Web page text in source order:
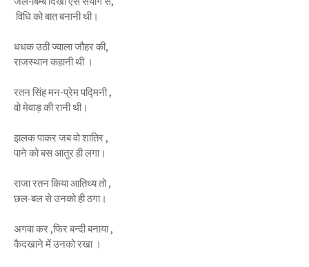
विधि को बात बनानी थी।
धधक उठी ज्वाला जौहर की,
राजस्थान कहानी थी ।
रतन सिंह मन-प्रेम पद्मिनी ,
वो मेवाड़ की रानी थी।
झलक पाकर जब वो शातिर ,
पाने को बस आतुर ही लगा।
राजा रतन किया आतिथ्य तो ,
छल-बल से उनको ही ठगा।
अगवा कर ,फिर बन्दी बनाया ,
कैदखाने में उनको रखा ।